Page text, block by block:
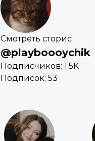
Смотреть сторис
@playboooychik
Подписчиков: 1.5K
Подписок: 53